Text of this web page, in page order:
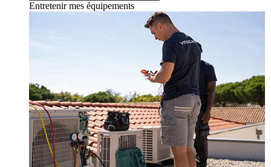
Entretenir mes équipements